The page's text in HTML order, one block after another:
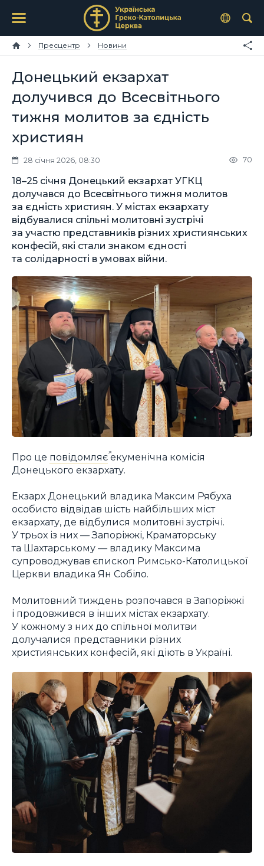
Пресцентр Новини
Донецький екзархат
долучився до Всесвітнього
тижня молитов за єдність
християн
28 січня 2026, 08:30 70
18–25 січня Донецький екзархат УГКЦ
долучався до Всесвітнього тижня молитов
за єдність християн. У містах екзархату
відбувалися спільні молитовні зустрічі
за участю представників різних християнських
конфесій, які стали знаком єдності
та солідарності в умовах війни.
Про це повідомляєекуменічна комісія
Донецького екзархату.
Екзарх Донецький владика Максим Рябуха
особисто відвідав шість найбільших міст
екзархату, де відбулися молитовні зустрічі.
У трьох із них — Запоріжжі, Краматорську
та Шахтарському — владику Максима
супроводжував єпископ Римсько-Католицької
Церкви владика Ян Собіло.
Молитовний тиждень розпочався в Запоріжжі
і продовжився в інших містах екзархату.
У кожному з них до спільної молитви
долучалися представники різних
християнських конфесій, які діють в Україні.